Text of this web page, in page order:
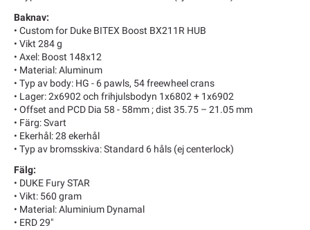
Baknav:
• Custom for Duke BITEX Boost BX211R HUB
• Vikt 284 g
• Axel: Boost 148x12
• Material: Aluminum
• Typ av body: HG - 6 pawls, 54 freewheel crans
• Lager: 2x6902 och frihjulsbodyn 1x6802 + 1x6902
• Offset and PCD Dia 58 - 58mm ; dist 35.75 – 21.05 mm
• Färg: Svart
• Ekerhål: 28 ekerhål
• Typ av bromsskiva: Standard 6 håls (ej centerlock)
Fälg:
• DUKE Fury STAR
• Vikt: 560 gram
• Material: Aluminium Dynamal
• ERD 29"